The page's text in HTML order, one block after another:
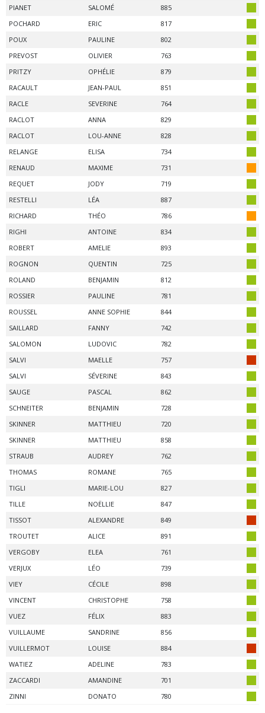
PIANET
SALOMÉ
885
POCHARD
ERIC
817
POUX
PAULINE
802
PREVOST
OLIVIER
763
PRITZY
OPHÉLIE
879
RACAULT
JEAN-PAUL
851
RACLE
SEVERINE
764
RACLOT
ANNA
829
RACLOT
LOU-ANNE
828
RELANGE
ELISA
734
RENAUD
MAXIME
731
REQUET
JODY
719
RESTELLI
LÉA
887
RICHARD
THÉO
786
RIGHI
ANTOINE
834
ROBERT
AMELIE
893
ROGNON
QUENTIN
725
ROLAND
BENJAMIN
812
ROSSIER
PAULINE
781
ROUSSEL
ANNE SOPHIE
844
SAILLARD
FANNY
742
SALOMON
LUDOVIC
782
SALVI
MAELLE
757
SALVI
SÉVERINE
843
SAUGE
PASCAL
862
SCHNEITER
BENJAMIN
728
SKINNER
MATTHIEU
720
SKINNER
MATTHIEU
858
STRAUB
AUDREY
762
THOMAS
ROMANE
765
TIGLI
MARIE-LOU
827
TILLE
NOËLLIE
847
TISSOT
ALEXANDRE
849
TROUTET
ALICE
891
VERGOBY
ELEA
761
VERJUX
LÉO
739
VIEY
CÉCILE
898
VINCENT
CHRISTOPHE
758
VUEZ
FÉLIX
883
VUILLAUME
SANDRINE
856
VUILLERMOT
LOUISE
884
WATIEZ
ADELINE
783
ZACCARDI
AMANDINE
701
ZINNI
DONATO 780